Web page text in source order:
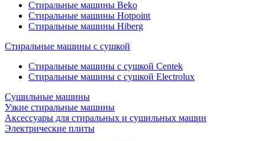
Стиральные машины Beko
Стиральные машины Hotpoint
Стиральные машины Hiberg
Стиральные машины с сушкой
Стиральные машины с сушкой Centek
Стиральные машины с сушкой Electrolux
Сушильные машины
Узкие стиральные машины
Аксессуары для стиральных и сушильных машин
Электрические плиты